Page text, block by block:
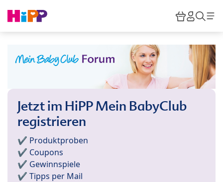
HiPP
Jetzt im HiPP Mein BabyClub
registrieren
✔️ Produktproben
✔️ Coupons
✔️ Gewinnspiele
✔️ Tipps per Mail